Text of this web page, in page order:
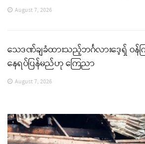
August 7, 2026
သေဒဏ်ချခံထားသည့်ဘင်္ဂလားဒေ့ရှ် ဝန်က
နေရပ်ပြန်မည်ဟု ကြေညာ
August 7, 2026